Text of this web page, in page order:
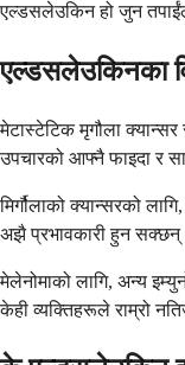
एल्डसलेउकिन हो जुन तपाईंले
एल्डसलेउकिनका
मेटास्टेटिक मृगौला
उपचारको आफ्नै फाइदा र
मिर्गौलाको क्यान्सरको
अझै प्रभावकारी हुन
मेलेनोमाको लागि, अन्य
केही व्यक्तिहरूले राम्रो